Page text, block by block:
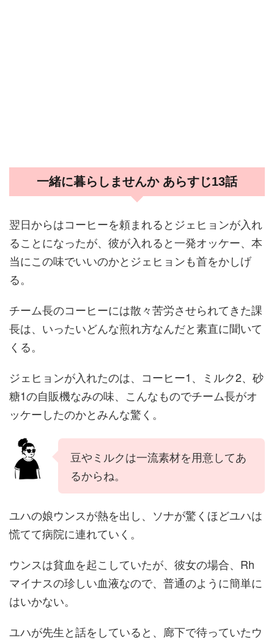
一緒に暮らしませんか あらすじ13話
翌日からはコーヒーを頼まれるとジェヒョンが入れ
ることになったが、彼が入れると一発オッケー、本
当にこの味でいいのかとジェヒョンも首をかしげ
る。
チーム長のコーヒーには散々苦労させられてきた課
長は、いったいどんな煎れ方なんだと素直に聞いて
くる。
ジェヒョンが入れたのは、コーヒー1、ミルク2、砂
糖1の自販機なみの味、こんなものでチーム長がオ
ッケーしたのかとみんな驚く。
豆やミルクは一流素材を用意してあ
るからね。
ユハの娘ウンスが熱を出し、ソナが驚くほどユハは
慌てて病院に連れていく。
ウンスは貧血を起こしていたが、彼女の場合、Rh
マイナスの珍しい血液なので、普通のように簡単に
はいかない。
ユハが先生と話をしていると、廊下で待っていたウ